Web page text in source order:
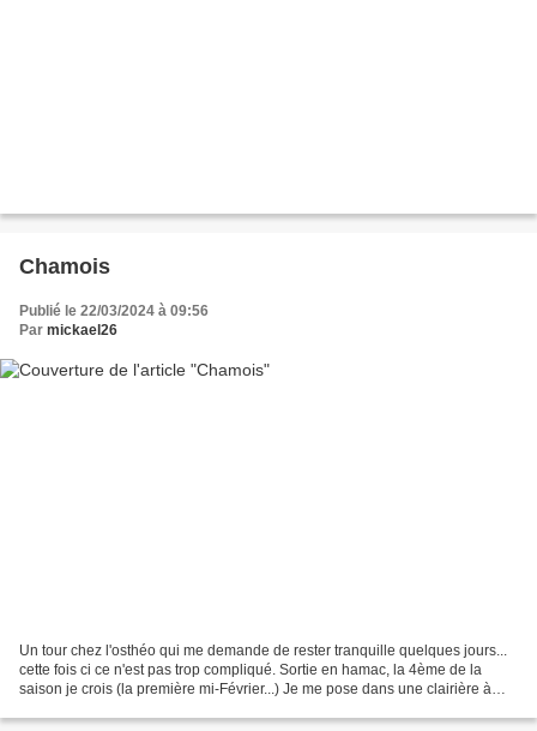
Chamois
Publié le 22/03/2024 à 09:56
Par mickael26
Un tour chez l'osthéo qui me demande de rester tranquille quelques jours...
cette fois ci ce n'est pas trop compliqué. Sortie en hamac, la 4ème de la
saison je crois (la première mi-Février...) Je me pose dans une clairière à